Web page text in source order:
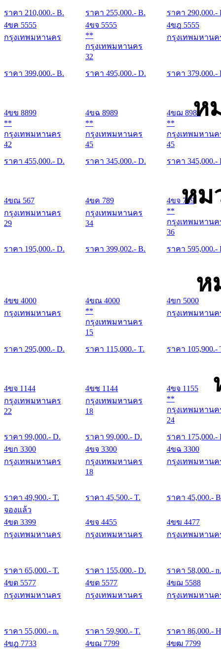
ราคา 210,000.- B. ราคา 255,000.- B. ราคา 290,000.-
4ขค 5555
กรุงเทพมหานคร
ราคา 399,000.- B.
4ขจ 5555
**
กรุงเทพมหานคร
32
ราคา 495,000.- D.
4ขฎ 5555
กรุงเทพมหานค
ราคา 379,000.-
ห
4ขข 8899
**
กรุงเทพมหานคร
42
ราคา 455,000.- D.
4ขฉ 8989
**
กรุงเทพมหานคร
45
ราคา 345,000.- D.
4ขฌ 8989
**
กรุงเทพมหานค
45
ราคา 345,000.-
หม
4ขณ 567
กรุงเทพมหานคร
29
ราคา 195,000.- D.
4ขค 789
กรุงเทพมหานคร
34
ราคา 399,002.- B.
4ขจ 789
**
กรุงเทพมหานค
36
ราคา 595,000.-
ห
4ขข 4000
กรุงเทพมหานคร
ราคา 295,000.- D.
4ขณ 4000
**
กรุงเทพมหานคร
15
ราคา 115,000.- T.
4ขก 5000
กรุงเทพมหานค
ราคา 105,900.-
4ขจ 1144
กรุงเทพมหานคร
22
ราคา 99,000.- D.
4ขช 1144
กรุงเทพมหานคร
18
ราคา 99,000.- D.
4ขจ 1155
**
กรุงเทพมหานค
24
ราคา 175,000.-
4ขก 3300
กรุงเทพมหานคร
ราคา 49,900.- T.
4ขจ 3300
กรุงเทพมหานคร
18
ราคา 45,500.- T.
4ขฉ 3300
กรุงเทพมหานค
ราคา 45,000.-
จองแล้ว
4ขด 3399
กรุงเทพมหานคร
ราคา 65,000.- T.
4ขจ 4455
กรุงเทพมหานคร
ราคา 155,000.- D.
4ขฆ 4477
กรุงเทพมหานค
ราคา 58,000.- n.
4ขด 5577
กรุงเทพมหานคร
ราคา 55,000.- n.
4ขต 5577
กรุงเทพมหานคร
ราคา 59,900.- T.
4ขฌ 5588
กรุงเทพมหานค
ราคา 86,000.-
4ขฎ 7733
4ขฌ 7799
4ขฒ 7799